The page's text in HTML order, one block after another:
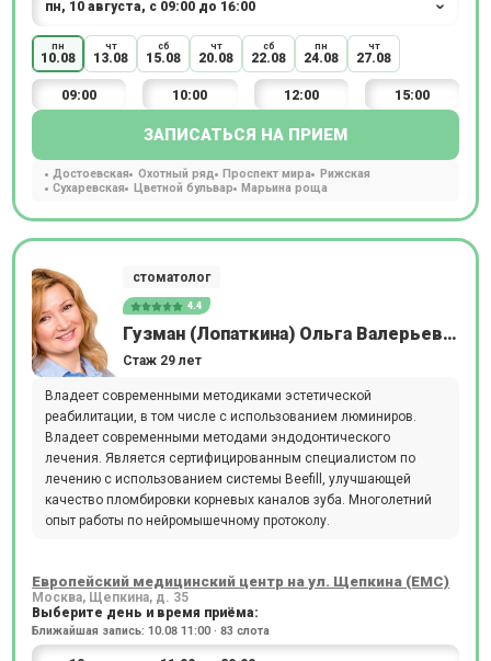
пн
10.08
чт
13.08
сб
15.08
чт
20.08
сб
22.08
пн
24.08
чт
27.08
09:00 10:00 12:00 15:00
ЗАПИСАТЬСЯ НА ПРИЕМ
Достоевская Охотный ряд Проспект мира
Рижская
Сухаревская
Цветной бульвар Марьина роща
стоматолог
4.4
Гузман (Лопаткина) Ольга Валерьевна
Стаж 29 лет
Владеет современными методиками эстетической
реабилитации, в том числе с использованием люминиров.
Владеет современными методами эндодонтического
лечения. Является сертифицированным специалистом по
лечению с использованием системы Beefill, улучшающей
качество пломбировки корневых каналов зуба. Многолетний
опыт работы по нейромышечному протоколу.
Европейский медицинский центр на ул. Щепкина (ЕМС)
Москва, Щепкина, д. 35
Выберите день и время приёма:
Ближайшая запись: 10.08 11:00 · 83 слота